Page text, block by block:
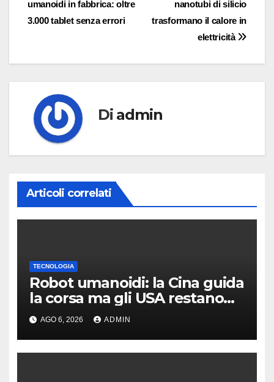
articoli
nanotubi di silicio
trasformano il calore in
elettricità
umanoidi in fabbrica: oltre
3.000 tablet senza errori
Di admin
Articoli correlati
TECNOLOGIA
Robot umanoidi: la Cina guida
la corsa ma gli USA restano
davanti nella qualità
AGO 6, 2026 ADMIN